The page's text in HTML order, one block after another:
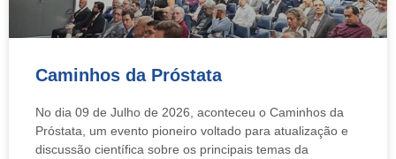
Caminhos da Próstata
No dia 09 de Julho de 2026, aconteceu o Caminhos da
Próstata, um evento pioneiro voltado para atualização e
discussão científica sobre os principais temas da